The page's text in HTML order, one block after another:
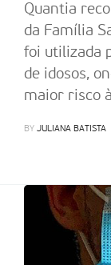
Quantia
da Família
foi utilizada
de idosos,
maior risco
BY JULIANA BATISTA